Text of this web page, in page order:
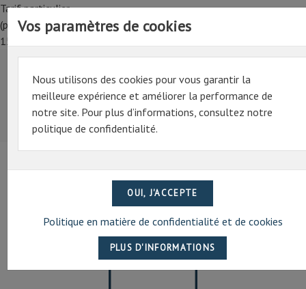
Tarif particulier,
(professionnel, connectez-vous pour bénéficier de la remise de
15%)
Tarif particulier,
(professionnel, connectez-vous pour bénéficier de la
remise de 15%)
07 69 94 13 47
Vos paramètres de cookies
Nous utilisons des cookies pour vous garantir la
meilleure expérience et améliorer la performance de
notre site. Pour plus d’informations, consultez notre
politique de confidentialité.
Politique en matière de confidentialité et de cookies